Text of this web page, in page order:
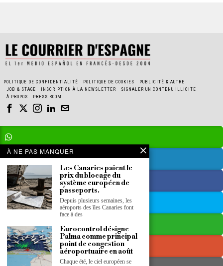
POLITIQUE DE CONFIDENTIALITÉ POLITIQUE DE COOKIES
PUBLICITÉ & AUTRE
JOB & STAGE
INSCRIPTION À LA NEWSLETTER
SIGNALER UN CONTENU ILLICITE
À PROPOS
PRESS ROOM
À NE PAS MANQUER
Les Canaries paient le
prix du blocage du
système européen de
passeports.
Depuis plusieurs semaines, les
aéroports des îles Canaries font
face à des
Eurocontrol désigne
Palma comme principal
point de congestion
aéroportuaire en août
Chaque été, le ciel européen se